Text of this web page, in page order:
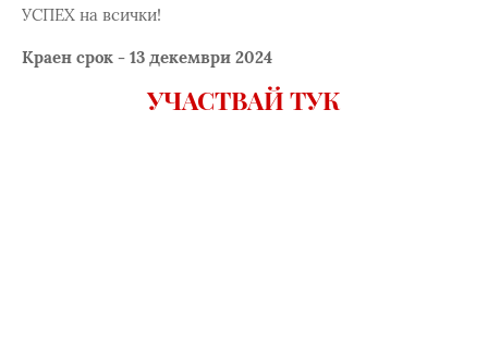
УСПЕХ на всички!
Краен срок - 13 декември 2024
УЧАСТВАЙ ТУК